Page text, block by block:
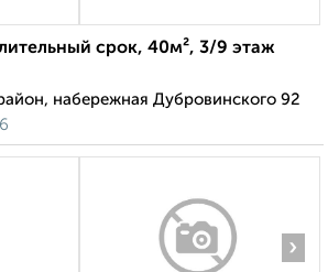
срок, 40м², 3/9 этаж
набережная Дубровинского 92
›